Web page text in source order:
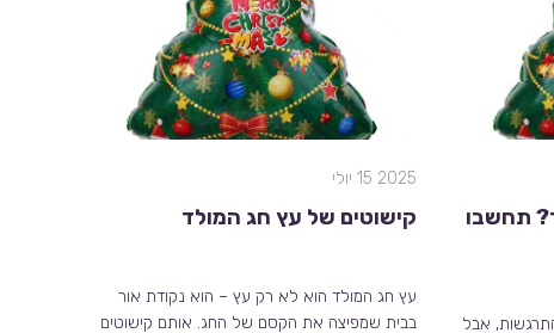
2025 15 יולי
קישוטים של עץ חג המולד
עץ חג המולד הוא לא רק עץ – הוא נקודת אור
בבית שמפיצה את הקסם של החג. אותם קישוטים
תחשבו
אבל